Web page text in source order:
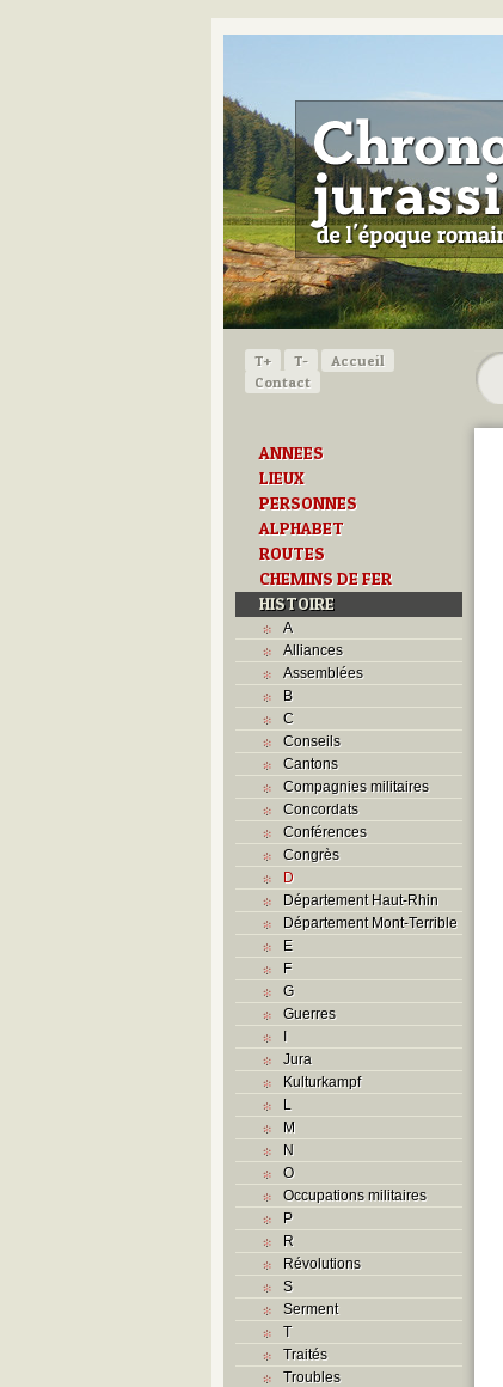
T+ T-
Accueil
Contact
ANNEES
LIEUX
PERSONNES
ALPHABET
ROUTES
CHEMINS DE FER
HISTOIRE
A
Alliances
Assemblées
B
C
Conseils
Cantons
Compagnies militaires
Concordats
Conférences
Congrès
D
Département Haut-Rhin
Département Mont-Terrible
E
F
G
Guerres
I
Jura
Kulturkampf
L
M
N
O
Occupations militaires
P
R
Révolutions
S
Serment
T
Traités
Troubles